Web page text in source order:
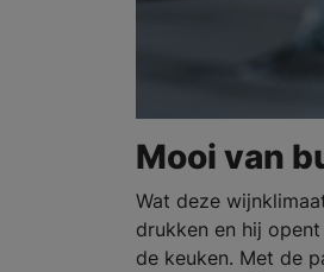
Mooi van
Wat deze
drukken en hij
de keuken. Met de